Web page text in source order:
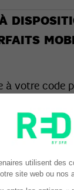
à votre code
».
dans
ou